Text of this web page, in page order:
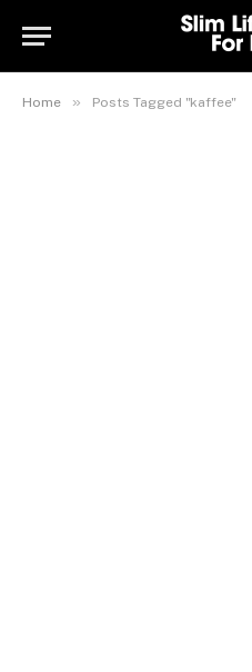
Home » Posts Tagged "kaffee"